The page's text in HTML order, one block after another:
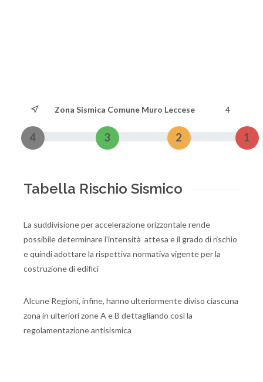
Zona Sismica Comune Muro Leccese 4
4 3 2 1
Tabella Rischio Sismico
La suddivisione per accelerazione orizzontale rende
possibile determinare l'intensità attesa e il grado di rischio
e quindi adottare la rispettiva normativa vigente per la
costruzione di edifici
Alcune Regioni, infine, hanno ulteriormente diviso ciascuna
zona in ulteriori zone A e B dettagliando così la
regolamentazione antisismica